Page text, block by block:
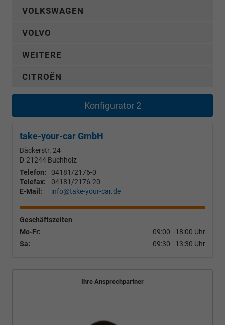
VOLKSWAGEN
VOLVO
WEITERE
CITROËN
Konfigurator 2
take-your-car GmbH
Bäckerstr. 24
D-21244 Buchholz
Telefon:
04181/2176-0
Telefax:
04181/2176-20
E-Mail:
info@take-your-car.de
Geschäftszeiten
Mo-Fr:
09:00 - 18:00 Uhr
Sa:
09:30 - 13:30 Uhr
Ihre Ansprechpartner